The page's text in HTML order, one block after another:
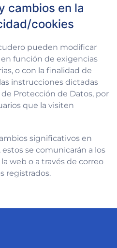
cambios en la
cookies
pueden modificar
función de exigencias
o con la finalidad de
instrucciones dictadas
Protección de Datos, por
que la visiten
significativos en
se comunicarán a los
web o a través de correo
registrados.